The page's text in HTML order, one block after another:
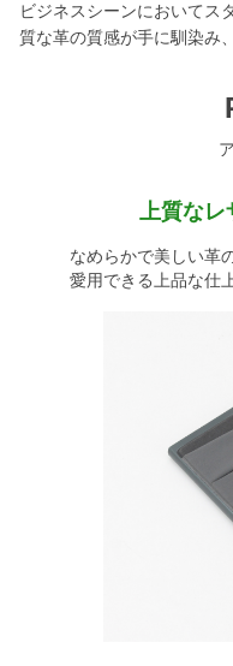
ビジネスシーンにおいてス
質な革の質感が手に馴染み
上質なレ
なめらかで美しい革
愛用できる上品な仕